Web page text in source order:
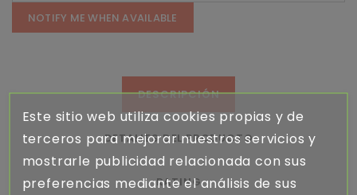
NOTIFY ME WHEN AVAILABLE
DESCRIPCIÓN
DETALLES DEL PRODUCTO
RATING
Este sitio web utiliza cookies propias y de
terceros para mejorar nuestros servicios y
mostrarle publicidad relacionada con sus
preferencias mediante el análisis de sus